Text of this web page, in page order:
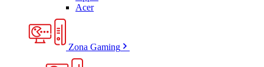
Acer
Zona Gaming